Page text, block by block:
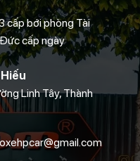
cấp bới phòng Tài
cấp ngày
Linh Tây, Thành